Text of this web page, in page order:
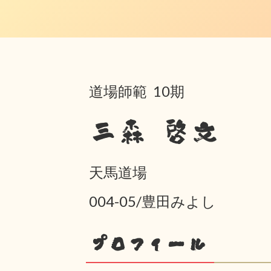
道場師範 10期
三森 啓文
天馬道場
004-05/豊田みよし
プロフィール